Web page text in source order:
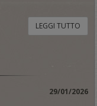
LEGGI TUTTO
29/01/2026